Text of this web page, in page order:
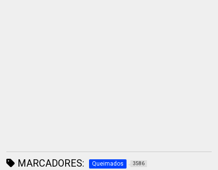
MARCADORES: Queimados 3586